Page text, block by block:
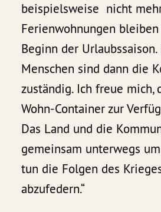
beispielsweise nicht
Ferienwohnungen
Beginn der
Menschen sind dann die
zuständig. Ich freue mich,
Wohn-Container zur
Das Land und die
gemeinsam unterwegs
tun die Folgen des
abzufedern.“